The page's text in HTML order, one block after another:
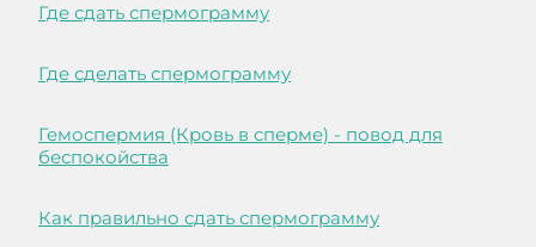
Где сдать спермограмму
Где сделать спермограмму
Гемоспермия (Кровь в сперме) - повод для
беспокойства
Как правильно сдать спермограмму